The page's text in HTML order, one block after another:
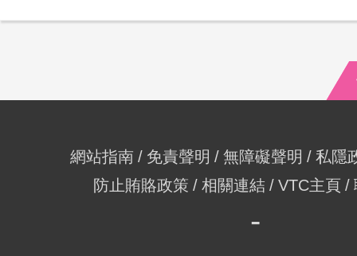
網站指南 免責聲明 無障礙聲明
私隱
防止賄賂政策
相關連結 VTC主頁